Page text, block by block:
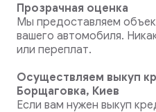
Прозрачная оценка
Мы предоставляем
вашего автомобиля.
или переплат.
Осуществляем выкуп
Борщаговка, Киев
Если вам нужен выкуп